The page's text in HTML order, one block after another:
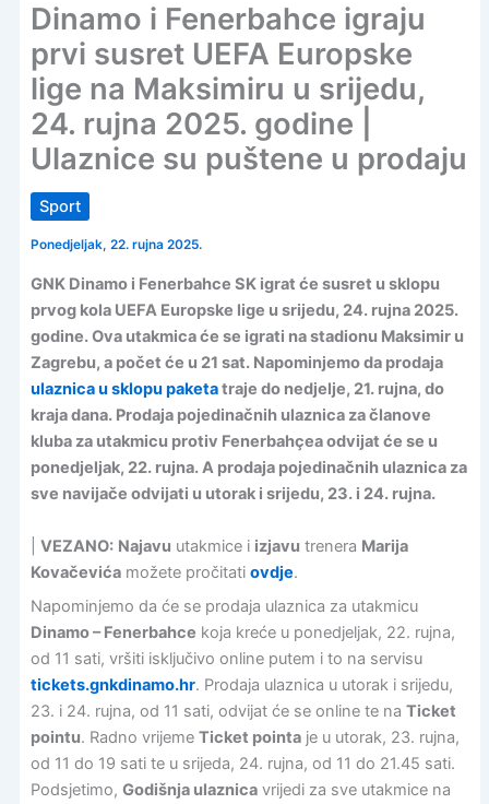
Dinamo i Fenerbahce igraju
prvi susret UEFA Europske
lige na Maksimiru u srijedu,
24. rujna 2025. godine |
Ulaznice su puštene u prodaju
Sport
Ponedjeljak, 22. rujna 2025.
GNK Dinamo i Fenerbahce SK igrat će susret u sklopu
prvog kola UEFA Europske lige u srijedu, 24. rujna 2025.
godine. Ova utakmica će se igrati na stadionu Maksimir u
Zagrebu, a počet će u 21 sat. Napominjemo da prodaja
ulaznica u sklopu paketatraje do nedjelje, 21. rujna, do
kraja dana. Prodaja pojedinačnih ulaznica za članove
kluba za utakmicu protiv Fenerbahçea odvijat će se u
ponedjeljak, 22. rujna. A prodaja pojedinačnih ulaznica za
sve navijače odvijati u utorak i srijedu, 23. i 24. rujna.
VEZANO: Najavu utakmice i izjavu trenera Marija
Kovačevićamožete pročitati ovdje.
Napominjemo da će se prodaja ulaznica za utakmicu
Dinamo – Fenerbahce koja kreće u ponedjeljak, 22. rujna,
od 11 sati, vršiti isključivo online putem i to na servisu
tickets.gnkdinamo.hr. Prodaja ulaznica u utorak i srijedu,
23. i 24. rujna, od 11 sati, odvijat će se online te na Ticket
pointu. Radno vrijeme Ticket pointaje u utorak, 23. rujna,
od 11 do 19 sati te u srijeda, 24. rujna, od 11 do 21.45 sati.
Podsjetimo, Godišnja ulaznicavrijedi za sve utakmice na